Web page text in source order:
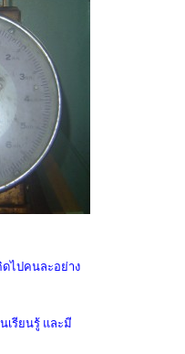
ไปคนละอย่าง
เรียนรู้ และมี